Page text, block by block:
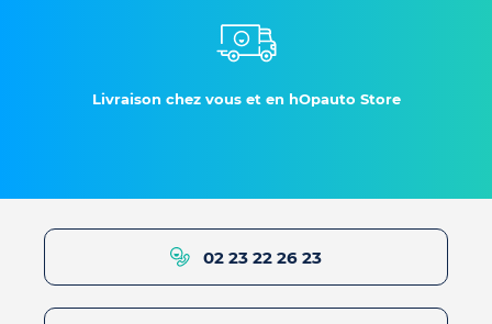
Livraison chez vous et en hOpauto Store
02 23 22 26 23